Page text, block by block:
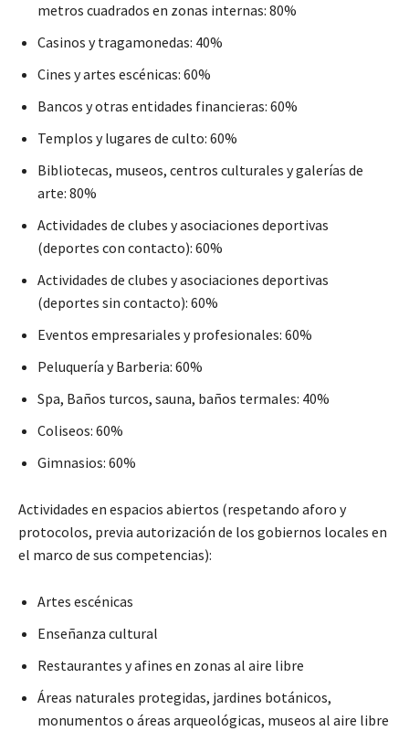
metros cuadrados en zonas internas: 80%
Casinos y tragamonedas: 40%
Cines y artes escénicas: 60%
Bancos y otras entidades financieras: 60%
Templos y lugares de culto: 60%
Bibliotecas, museos, centros culturales y galerías de
arte: 80%
Actividades de clubes y asociaciones deportivas
(deportes con contacto): 60%
Actividades de clubes y asociaciones deportivas
(deportes sin contacto): 60%
Eventos empresariales y profesionales: 60%
Peluquería y Barberia: 60%
Spa, Baños turcos, sauna, baños termales: 40%
Coliseos: 60%
Gimnasios: 60%
Actividades en espacios abiertos (respetando aforo y
protocolos, previa autorización de los gobiernos locales en
el marco de sus competencias):
Artes escénicas
Enseñanza cultural
Restaurantes y afines en zonas al aire libre
Áreas naturales protegidas, jardines botánicos,
monumentos o áreas arqueológicas, museos al aire libre